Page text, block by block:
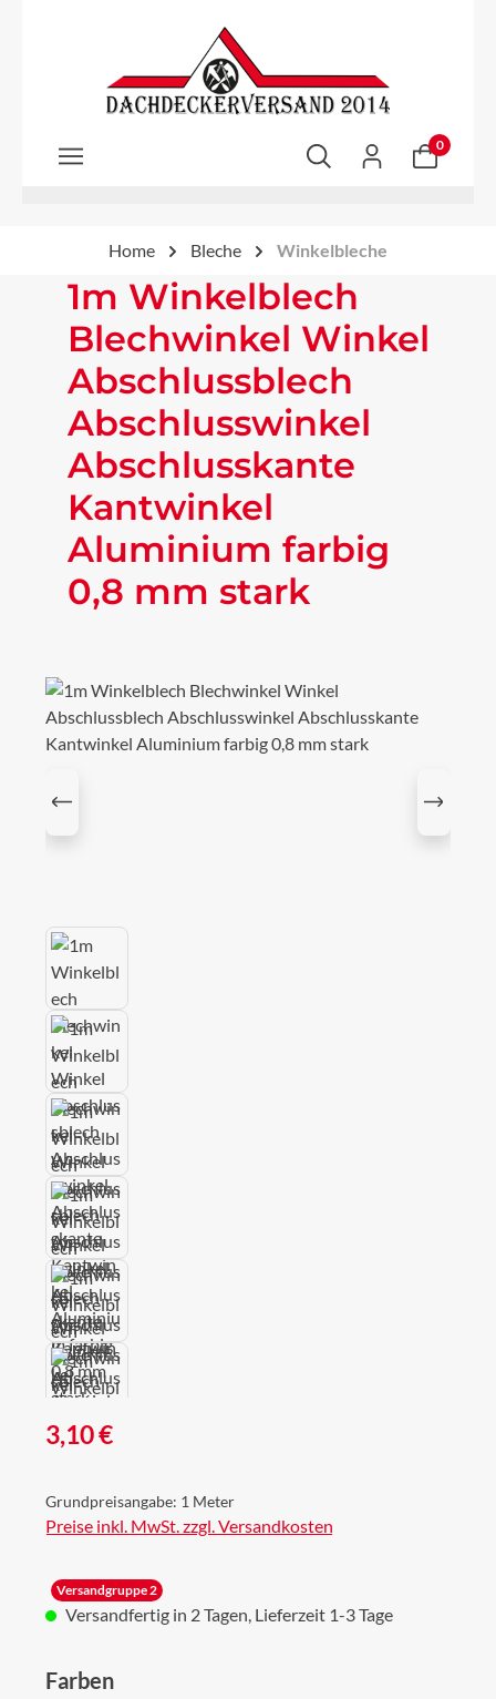
Zum Hauptinhalt springen
0
Home Bleche Winkelbleche
1m Winkelblech
Blechwinkel Winkel
Abschlussblech
Abschlusswinkel
Abschlusskante
Kantwinkel
Aluminium farbig
0,8 mm stark
Bildergalerie überspringen
Regulärer Preis:
3,10 €
Grundpreisangabe: 1 Meter
Preise inkl. MwSt. zzgl. Versandkosten
Versandgruppe 2
Versandfertig in 2 Tagen, Lieferzeit 1-3 Tage
Farbenauswählen